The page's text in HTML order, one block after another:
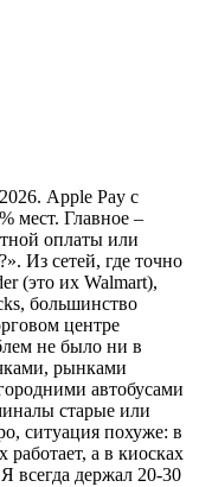
Apple Pay с
мест. Главное –
оплаты или
Из сетей, где точно
(это их Walmart),
большинство
центре
не было ни в
рынками
автобусами
старые или
ситуация похуже: в
работает, а в киосках
всегда держал 20-30